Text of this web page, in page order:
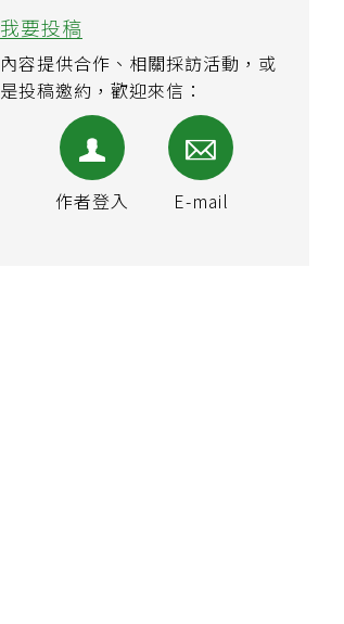
我要投稿
內容提供合作、相關採訪活動，或
是投稿邀約，歡迎來信：
作者登入 E-mail